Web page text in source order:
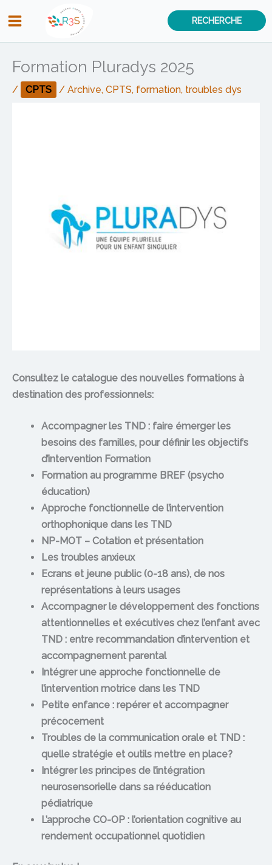
au
contenu
RECHERCHE
Formation Pluradys 2025
/ CPTS / Archive, CPTS, formation, troubles dys
Consultez le catalogue des nouvelles formations à
destination des professionnels:
Accompagner les TND : faire émerger les
besoins des familles, pour définir les objectifs
d’intervention Formation
Formation au programme BREF (psycho
éducation)
Approche fonctionnelle de l’intervention
orthophonique dans les TND
NP-MOT – Cotation et présentation
Les troubles anxieux
Ecrans et jeune public (0-18 ans), de nos
représentations à leurs usages
Accompagner le développement des fonctions
attentionnelles et exécutives chez l’enfant avec
TND : entre recommandation d’intervention et
accompagnement parental
Intégrer une approche fonctionnelle de
l’intervention motrice dans les TND
Petite enfance : repérer et accompagner
précocement
Troubles de la communication orale et TND :
quelle stratégie et outils mettre en place?
Intégrer les principes de l’intégration
neurosensorielle dans sa rééducation
pédiatrique
L’approche CO-OP : l’orientation cognitive au
rendement occupationnel quotidien